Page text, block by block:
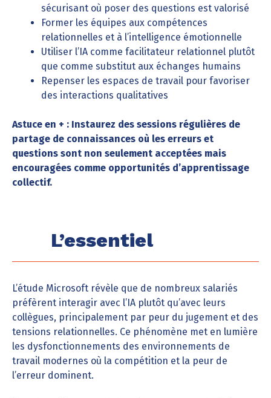
sécurisant où poser des questions est valorisé
Former les équipes aux compétences
relationnelles et à l’intelligence émotionnelle
Utiliser l’IA comme facilitateur relationnel plutôt
que comme substitut aux échanges humains
Repenser les espaces de travail pour favoriser
des interactions qualitatives
Astuce en + : Instaurez des sessions régulières de
partage de connaissances où les erreurs et
questions sont non seulement acceptées mais
encouragées comme opportunités d’apprentissage
collectif.
L’essentiel
L’étude Microsoft révèle que de nombreux salariés
préfèrent interagir avec l’IA plutôt qu’avec leurs
collègues, principalement par peur du jugement et des
tensions relationnelles. Ce phénomène met en lumière
les dysfonctionnements des environnements de
travail modernes où la compétition et la peur de
l’erreur dominent.